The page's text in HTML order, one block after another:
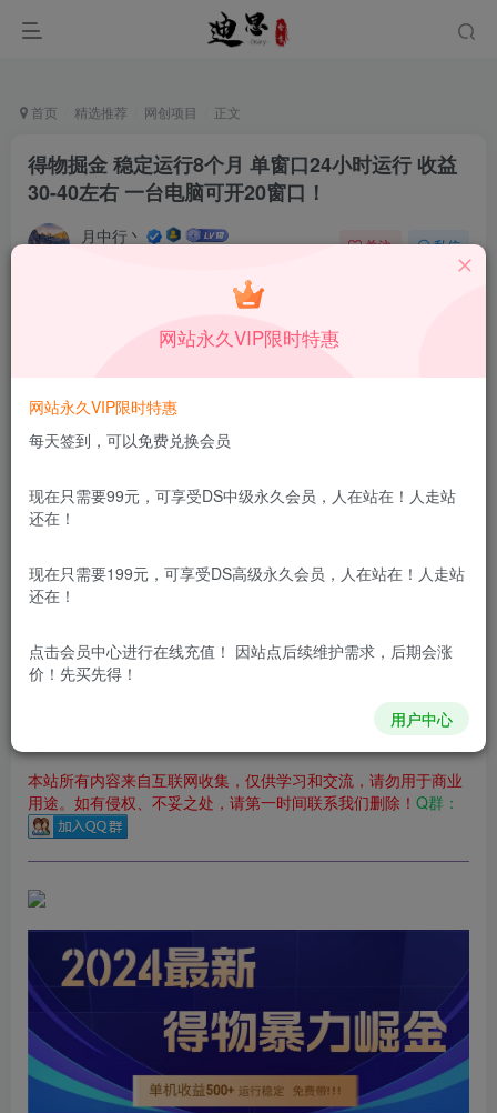
首页 精选推荐 网创项目 正文
得物掘金 稳定运行8个月 单窗口24小时运行 收益
30-40左右 一台电脑可开20窗口！
月中行丶 关注 私信
此内容为付费资源，请付费后查看
￥9.9
立即购买
更新及时
极速下载 安全绿色 网盘下载
本站内容分为：
本站所有内容来自互联网收集，仅供学习和交流，请勿用于商业
用途。如有侵权、不妥之处，请第一时间联系我们删除！ Q群：
网站永久VIP限时特惠
网站永久VIP限时特惠
每天签到，可以免费兑换会员
现在只需要99元，可享受DS中级永久会员，人在站在！人走站
还在！
现在只需要199元，可享受DS高级永久会员，人在站在！人走站
还在！
点击会员中心进行在线充值！ 因站点后续维护需求，后期会涨
价！先买先得！
用户中心